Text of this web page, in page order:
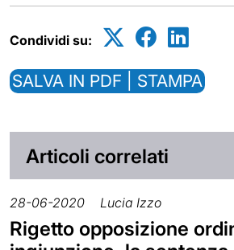
Condividi su:
SALVA IN PDF | STAMPA
Articoli correlati
28-06-2020 Lucia Izzo
Rigetto opposizione